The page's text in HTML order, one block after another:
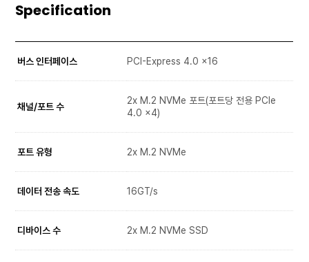
Specification
버스 인터페이스 PCI-Express 4.0 x16
채널/포트 수
2x M.2 NVMe 포트(포트당 전용 PCIe
4.0 x4)
포트 유형 2x M.2 NVMe
데이터 전송 속도 16GT/s
디바이스 수 2x M.2 NVMe SSD